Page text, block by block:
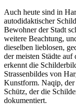
Auch heute sind in
autodidaktischer
Bewohner der Stadt
weitere Beachtung,
dieselben lieblosen,
der meisten Städte auf
erkennt die
Strassenbildes von
Kunstform. Naqip, der
Schütz, der die
dokumentiert.